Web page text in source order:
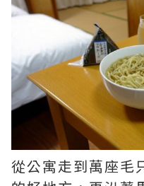
從公寓走到萬座毛